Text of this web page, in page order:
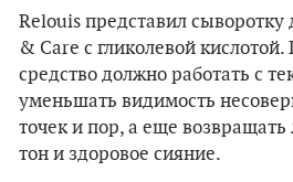
Relouis представил
& Care с гликолевой
средство должно работать с
уменьшать видимость
точек и пор, а еще
тон и здоровое сияние.